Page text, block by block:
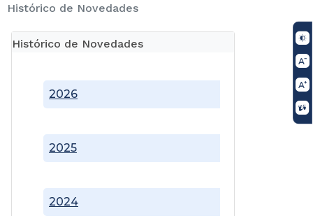
Histórico de Novedades
Histórico de Novedades
2024
2025
2026